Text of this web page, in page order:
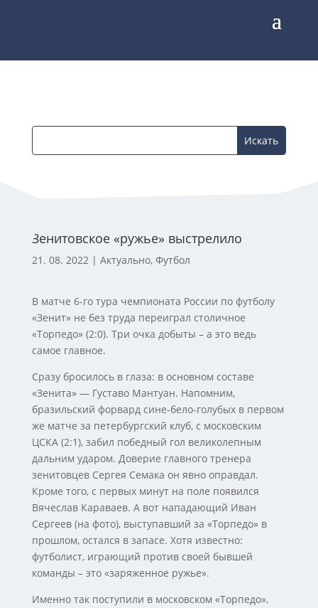
Зенитовское «ружье» выстрелило
21. 08. 2022| Актуально, Футбол
В матче 6-го тура чемпионата России по футболу
«Зенит» не без труда переиграл столичное
«Торпедо» (2:0). Три очка добыты – а это ведь
самое главное.
Сразу бросилось в глаза: в основном составе
«Зенита» — Густаво Мантуан. Напомним,
бразильский форвард сине-бело-голубых в первом
же матче за петербургский клуб, с московским
ЦСКА (2:1), забил победный гол великолепным
дальним ударом. Доверие главного тренера
зенитовцев Сергея Семака он явно оправдал.
Кроме того, с первых минут на поле появился
Вячеслав Караваев. А вот нападающий Иван
Сергеев (на фото), выступавший за «Торпедо» в
прошлом, остался в запасе. Хотя известно:
футболист, играющий против своей бывшей
команды – это «заряженное ружье».
Именно так поступили в московском «Торпедо»,